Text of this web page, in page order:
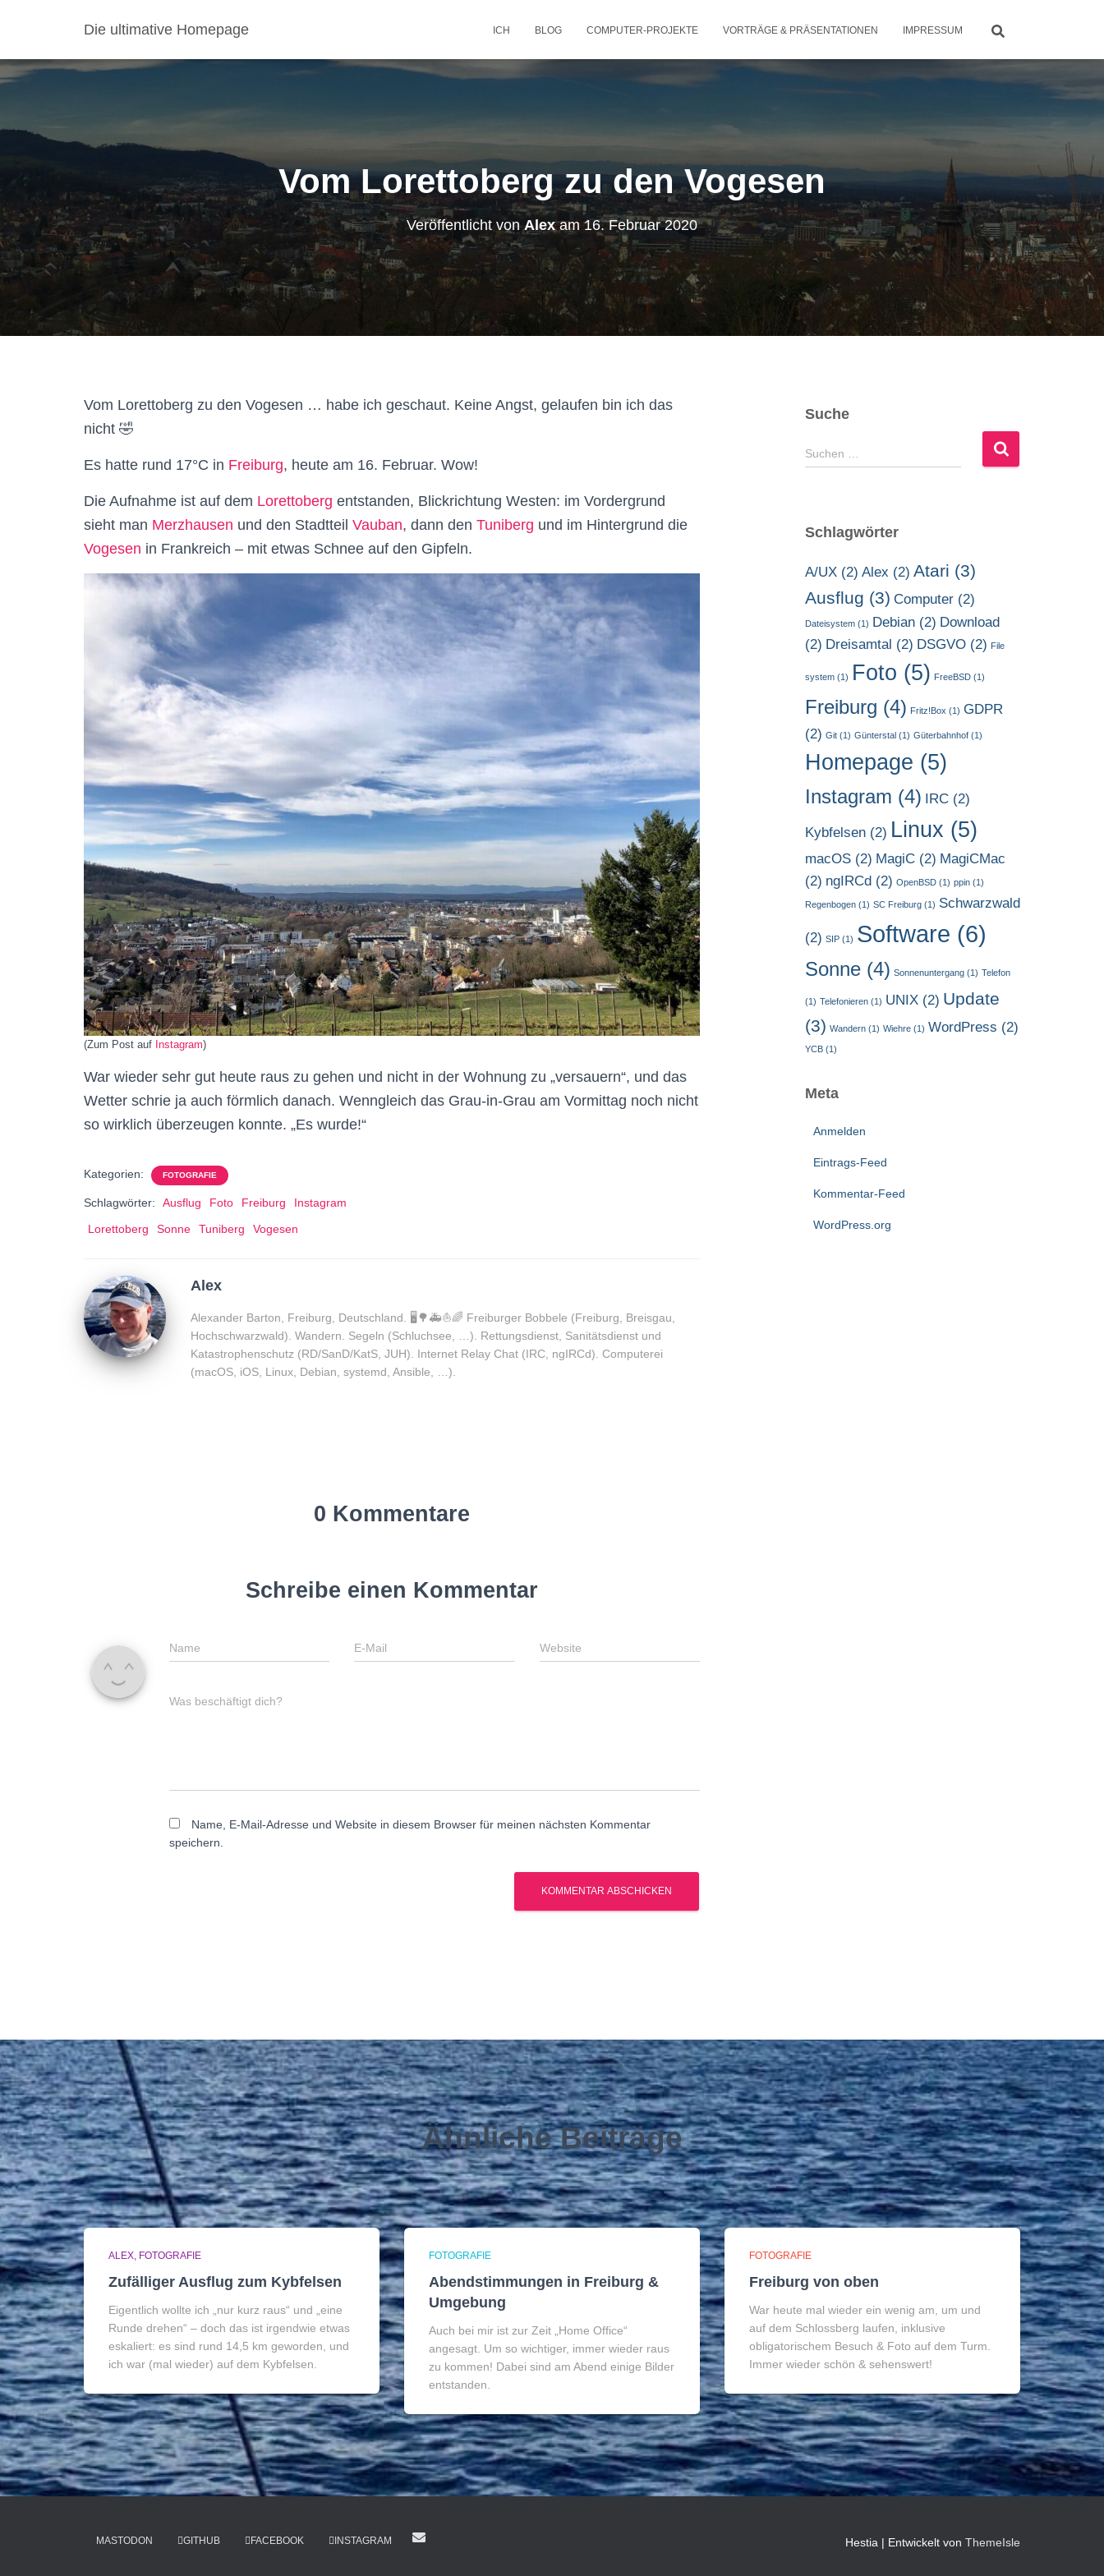
Die ultimative Homepage ICH BLOG COMPUTER-PROJEKTE VORTRÄGE & PRÄSENTATIONEN IMPRESSUM
Vom Lorettoberg zu den Vogesen
Veröffentlicht vonAlexam16. Februar 2020
Vom Lorettoberg zu den Vogesen … habe ich geschaut. Keine Angst, gelaufen bin ich das
nicht 🤣
Es hatte rund 17°C in Freiburg, heute am 16. Februar. Wow!
Die Aufnahme ist auf dem Lorettoberg entstanden, Blickrichtung Westen: im Vordergrund
sieht man Merzhausen und den Stadtteil Vauban, dann den Tuniberg und im Hintergrund die
Vogesen in Frankreich – mit etwas Schnee auf den Gipfeln.
(Zum Post auf Instagram)
War wieder sehr gut heute raus zu gehen und nicht in der Wohnung zu „versauern“, und das
Wetter schrie ja auch förmlich danach. Wenngleich das Grau-in-Grau am Vormittag noch nicht
so wirklich überzeugen konnte. „Es wurde!“
Kategorien: FOTOGRAFIE
Schlagwörter: Ausflug Foto Freiburg
Instagram
Lorettoberg
Sonne Tuniberg Vogesen
Alex
Alexander Barton, Freiburg, Deutschland. 🖥️🌳🚑⛵️🌈 Freiburger Bobbele (Freiburg, Breisgau,
Hochschwarzwald). Wandern. Segeln (Schluchsee, …). Rettungsdienst, Sanitätsdienst und
Katastrophenschutz (RD/SanD/KatS, JUH). Internet Relay Chat (IRC, ngIRCd). Computerei
(macOS, iOS, Linux, Debian, systemd, Ansible, …).
0 Kommentare
Schreibe einen Kommentar
Name E-Mail Website
Was beschäftigt dich?
Name, E-Mail-Adresse und Website in diesem Browser für meinen nächsten Kommentar
speichern.
Suche
S
u
n
a
c
:
Suchen …
Schlagwörter
A/UX(2) Alex (2) Atari (3)
Ausflug (3) Computer(2)
Dateisystem(1) Debian(2) Download
(2) Dreisamtal (2) DSGVO(2) File
system(1) Foto (5) FreeBSD(1)
Freiburg (4) Fritz!Box (1) GDPR
(2) Git(1) Günterstal(1) Güterbahnhof(1)
Homepage (5)
Instagram (4) IRC(2)
Kybfelsen(2) Linux (5)
macOS(2) MagiC(2) MagiCMac
(2) ngIRCd(2) OpenBSD(1) ppin(1)
Regenbogen(1) SC Freiburg(1) Schwarzwald
(2) SIP(1) Software (6)
Sonne(4) Sonnenuntergang(1) Telefon
(1) Telefonieren(1) UNIX(2) Update
(3) Wandern(1) Wiehre(1) WordPress (2)
YCB(1)
Meta
Anmelden
Eintrags-Feed
Kommentar-Feed
WordPress.org
Ähnliche Beiträge
ALEX FOTOGRAFIE
Zufälliger Ausflug zum Kybfelsen
Eigentlich wollte ich „nur kurz raus“ und „eine
Runde drehen“ – doch das ist irgendwie etwas
eskaliert: es sind rund 14,5 km geworden, und
ich war (mal wieder) auf dem Kybfelsen.
FOTOGRAFIE
Abendstimmungen in Freiburg &
Umgebung
Auch bei mir ist zur Zeit „Home Office“
angesagt. Um so wichtiger, immer wieder raus
zu kommen! Dabei sind am Abend einige Bilder
entstanden.
FOTOGRAFIE
Freiburg von oben
War heute mal wieder ein wenig am, um und
auf dem Schlossberg laufen, inklusive
obligatorischem Besuch & Foto auf dem Turm.
Immer wieder schön & sehenswert!
MASTODON GITHUB FACEBOOK INSTAGRAM Hestia | Entwickelt von ThemeIsle